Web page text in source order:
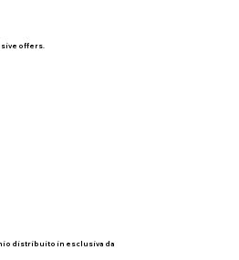
offers.
distribuito in esclusiva da